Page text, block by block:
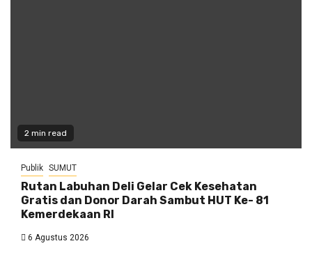
2 min read
Publik SUMUT
Rutan Labuhan Deli Gelar Cek Kesehatan
Gratis dan Donor Darah Sambut HUT Ke- 81
Kemerdekaan RI
6 Agustus 2026